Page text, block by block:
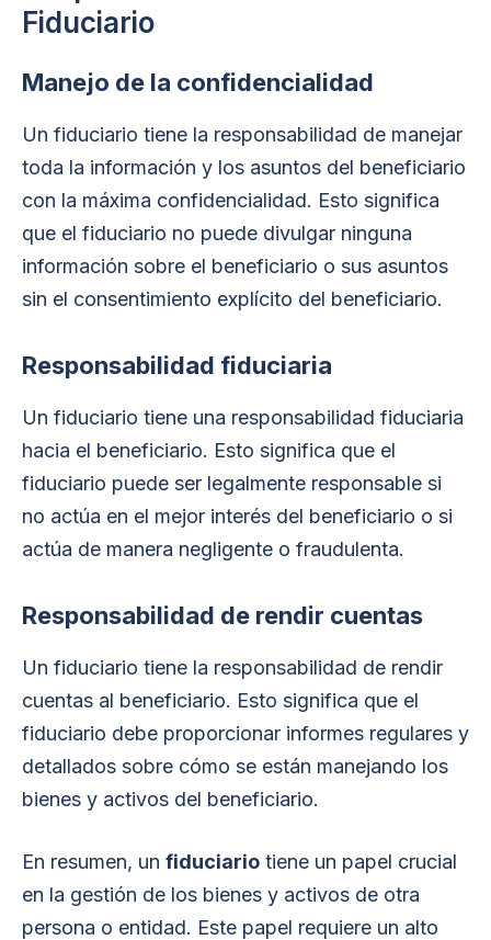
Fiduciario
Manejo de la confidencialidad
Un fiduciario tiene la responsabilidad de manejar
toda la información y los asuntos del beneficiario
con la máxima confidencialidad. Esto significa
que el fiduciario no puede divulgar ninguna
información sobre el beneficiario o sus asuntos
sin el consentimiento explícito del beneficiario.
Responsabilidad fiduciaria
Un fiduciario tiene una responsabilidad fiduciaria
hacia el beneficiario. Esto significa que el
fiduciario puede ser legalmente responsable si
no actúa en el mejor interés del beneficiario o si
actúa de manera negligente o fraudulenta.
Responsabilidad de rendir cuentas
Un fiduciario tiene la responsabilidad de rendir
cuentas al beneficiario. Esto significa que el
fiduciario debe proporcionar informes regulares y
detallados sobre cómo se están manejando los
bienes y activos del beneficiario.
En resumen, un fiduciario tiene un papel crucial
en la gestión de los bienes y activos de otra
persona o entidad. Este papel requiere un alto